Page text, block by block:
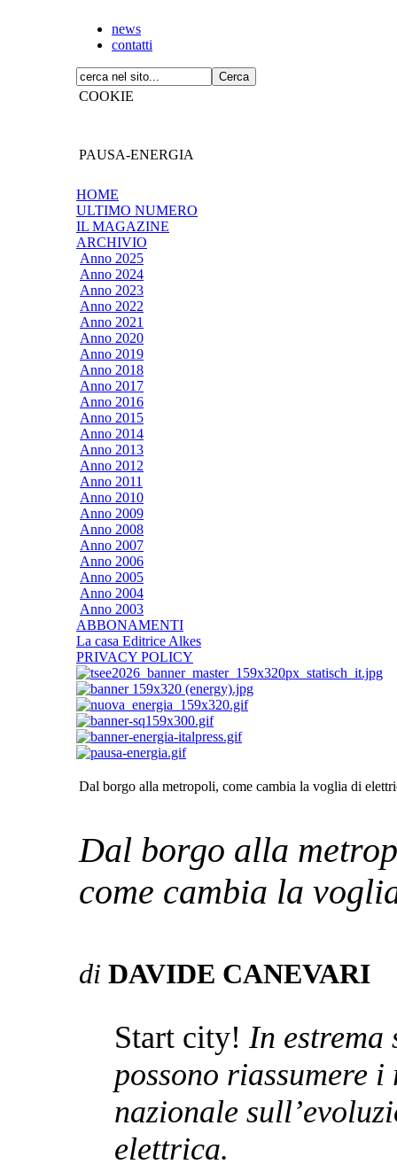
news
contatti
COOKIE
PAUSA-ENERGIA
HOME
ULTIMO NUMERO
IL MAGAZINE
ARCHIVIO
Anno 2025
Anno 2024
Anno 2023
Anno 2022
Anno 2021
Anno 2020
Anno 2019
Anno 2018
Anno 2017
Anno 2016
Anno 2015
Anno 2014
Anno 2013
Anno 2012
Anno 2011
Anno 2010
Anno 2009
Anno 2008
Anno 2007
Anno 2006
Anno 2005
Anno 2004
Anno 2003
ABBONAMENTI
La casa Editrice Alkes
PRIVACY POLICY
Dal borgo alla metropoli, come cambia la voglia di
Dal borgo alla
come cambia la
di DAVIDE CANEVARI
Start city! In estrema
possono riassumere
nazionale
elettrica.